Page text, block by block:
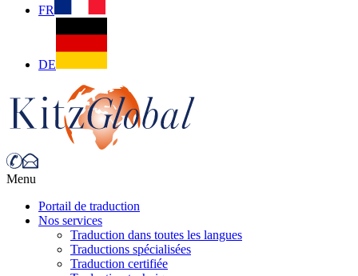
FR
DE
Menu
Portail de traduction
Nos services
Traduction dans toutes les langues
Traductions spécialisées
Traduction certifiée